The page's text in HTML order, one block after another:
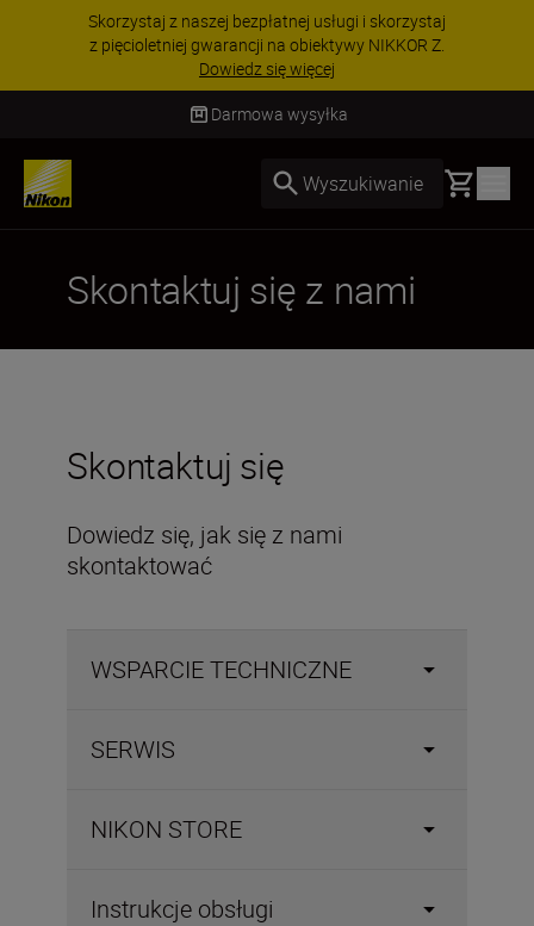
Skorzystaj z naszej bezpłatnej usługi i skorzystaj
z pięcioletniej gwarancji na obiektywy NIKKOR Z.
Dowiedz się więcej
Darmowa wysyłka
Wyszukiwanie Basket
Skontaktuj się z nami
Skontaktuj się
Dowiedz się, jak się z nami
skontaktować
WSPARCIE TECHNICZNE
SERWIS
NIKON STORE
Instrukcje obsługi